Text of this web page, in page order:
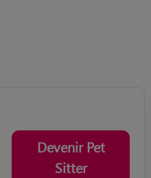
Devenir Pet
Sitter